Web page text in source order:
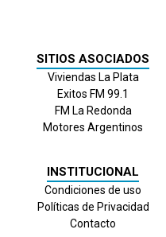
SITIOS ASOCIADOS
Viviendas La Plata
Exitos FM 99.1
FM La Redonda
Motores Argentinos
INSTITUCIONAL
Condiciones de uso
Políticas de Privacidad
Contacto